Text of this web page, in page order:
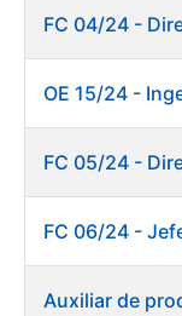
OE 15/24 -
FC 06/24 -